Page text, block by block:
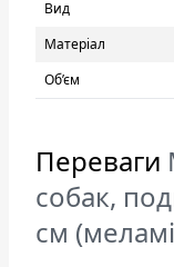
Вид
Матеріал
Об’єм
Переваги
собак,
см